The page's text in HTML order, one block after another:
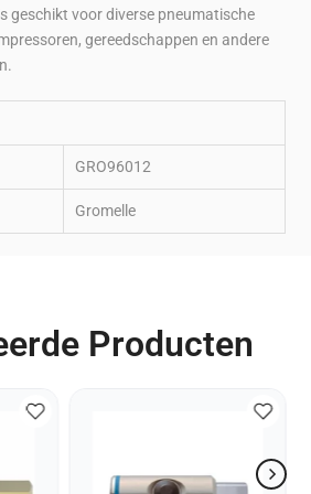
geschikt voor diverse pneumatische
gereedschappen en andere
GRO96012
Gromelle
Producten